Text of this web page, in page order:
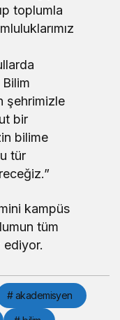
toplumla
şehrimizle
bir
bilime
tür
kampüs
tüm
ediyor.
# akademisyen